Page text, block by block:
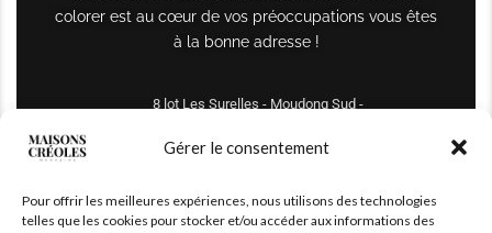
Gérer le consentement
Pour offrir les meilleures expériences, nous utilisons des technologies
telles que les cookies pour stocker et/ou accéder aux informations des
colorer est au cœur de vos préoccupations vous êtes
à la bonne adresse !
8 lot Les Surelles - Moudong Sud -
maisonscreoles.immo@gmail.com